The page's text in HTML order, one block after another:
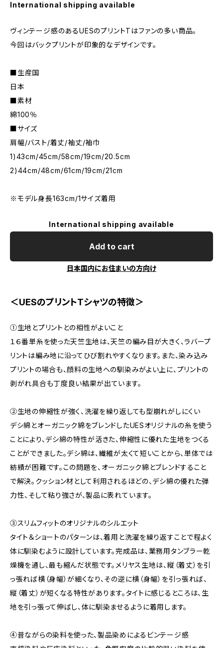
International shipping available
ヴィンテージ感のあるUESのプリントTはファンの多い商品。
今回はバックプリントが印象的なデザインです。
■生産国
日本
■素材
綿100％
■サイズ
肩幅/バスト/着丈/袖丈/袖巾
1)43cm/45cm/58cm/19cm/20.5cm
2)44cm/48cm/61cm/19cm/21cm
※モデル身長163cm/1サイズ着用
International shipping available
Add to cart
日本国内にお住まいの方向け
＜UESのプリントTシャツの特徴＞
①生地とプリントとの相性がよいこと
１６番単糸を使った天竺生地は、天竺の編み目が大きく、ラバープ
リントは編み地に沿ってひび割れやすくなります。また、染み込み
プリントの場合も、顔料の生地への馴染みがよい上に、プリントの
剥がれ具合も丁度良い結果が出ています。
②生地の伸縮性が強く、洗濯を繰り返しても型崩れがしにくい
デシ綿とオーガニック綿をブレンドしたUESオリジナルの糸を使う
ことにより、デシ綿の特性が活きた、伸縮性に優れた生地をつくる
ことができました。デシ綿は、繊維が太くて短いことから、単体では
紡績が困難です。この問題を、オーガニック綿とブレンドすること
で解決。クッション材として利用されるほどの、デシ綿の優れた弾
力性、そして粘り強さが、製品に表れています。
③スリムフィットのオリジナルのシルエット
タイト＆ショートのパターンは、着用と洗濯を繰り返すことで程よく
体に馴染むように設計しています。完成品は、業務用タンブラー乾
燥機を通し、最も縮んだ状態です。メリヤス生地は、縦（着丈）を引
っ張れば横（身幅）が細くなり、その逆に横（身幅）を引っ張れば、
縦（着丈）が短くなる特性があります。タイトに感じるところは、生
地を引っ張って伸ばし、体に馴染ませるように着用します。
④昔ながらの染料を使った、製品染めによるビンテージ感